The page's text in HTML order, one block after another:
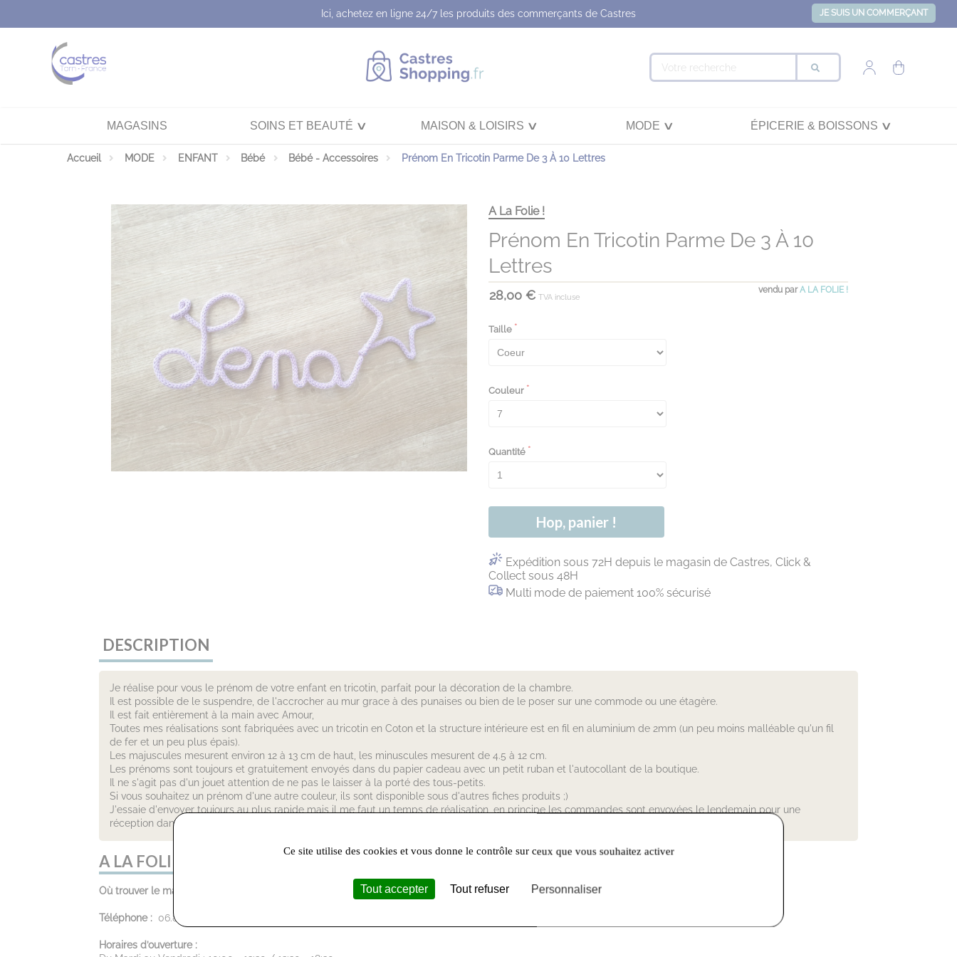
Ici, achetez en ligne 24/7 les produits des commerçants de Castres JE SUIS UN COMMERÇANT
MAGASINS SOINS ET BEAUTÉ MAISON & LOISIRS MODE ÉPICERIE & BOISSONS
Accueil MODE ENFANT Bébé Bébé - Accessoires Prénom En Tricotin Parme De 3 À 10 Lettres
A La Folie !
Prénom En Tricotin Parme De 3 À 10
Lettres
vendu parA LA FOLIE !
28,00 € TVA incluse
Taille
Couleur
Quantité
Hop, panier !
Expédition sous 72H depuis le magasin de Castres, Click &
Collect sous 48H
Multi mode de paiement 100% sécurisé
DESCRIPTION
Je réalise pour vous le prénom de votre enfant en tricotin, parfait pour la décoration de la chambre.
Il est possible de le suspendre, de l'accrocher au mur grace à des punaises ou bien de le poser sur une commode ou une étagère.
Il est fait entièrement à la main avec Amour,
Toutes mes réalisations sont fabriquées avec un tricotin en Coton et la structure intérieure est en fil en aluminium de 2mm (un peu moins malléable qu'un fil
de fer et un peu plus épais).
Les majuscules mesurent environ 12 à 13 cm de haut, les minuscules mesurent de 4.5 à 12 cm.
Les prénoms sont toujours et gratuitement envoyés dans du papier cadeau avec un petit ruban et l'autocollant de la boutique.
Il ne s'agit pas d'un jouet attention de ne pas le laisser à la porté des tous-petits.
Si vous souhaitez un prénom d'une autre couleur, ils sont disponible sous d'autres fiches produits ;)
J'essaie d'envoyer toujours au plus rapide mais il me faut un temps de réalisation, en principe les commandes sont envoyées le lendemain pour une
réception dans les 48 à 72 heures (hors periodes de vacances precisées sur le site)
A LA FOLIE ! :
Où trouver le magasin : 3 rue Victor Hugo, 81100 Castres
Téléphone : 06.87.06.68.78
Horaires d’ouverture :
Ce site utilise des cookies et vous donne le contrôle sur ceux que vous souhaitez activer
Tout accepter Tout refuser Personnaliser